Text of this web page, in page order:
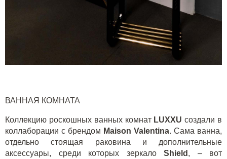
ВАННАЯ КОМНАТА
Коллекцию роскошных ванных комнат LUXXU создали в
коллаборации с брендом Maison Valentina. Сама ванна,
отдельно стоящая раковина и дополнительные
аксессуары, среди которых зеркало S hield , – вот